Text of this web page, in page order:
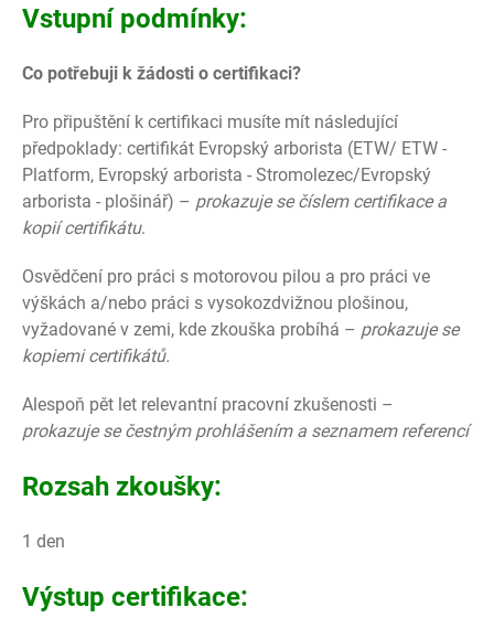
Vstupní podmínky:
Co potřebuji k žádosti o certifikaci?
Pro připuštění k certifikaci musíte mít následující
předpoklady: certifikát Evropský arborista (ETW/ ETW -
Platform, Evropský arborista - Stromolezec/Evropský
arborista - plošinář) – prokazuje se číslem certifikace a
kopií certifikátu.
Osvědčení pro práci s motorovou pilou a pro práci ve
výškách a/nebo práci s vysokozdvižnou plošinou,
vyžadované v zemi, kde zkouška probíhá – prokazuje se
kopiemi certifikátů.
Alespoň pět let relevantní pracovní zkušenosti –
prokazuje se čestným prohlášením a seznamem referencí
Rozsah zkoušky:
1 den
Výstup certifikace: